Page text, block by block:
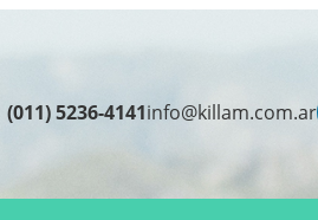
(011) 5236-4141info@killam.com.ar